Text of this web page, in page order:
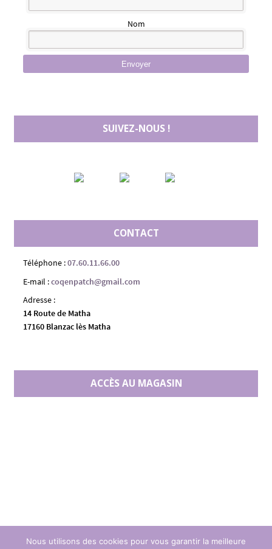
Nom
Envoyer
SUIVEZ-NOUS !
CONTACT
Téléphone :07.60.11.66.00
E-mail :coqenpatch@gmail.com
Adresse :
14 Route de Matha
17160 Blanzac lès Matha
ACCÈS AU MAGASIN
Nous utilisons des cookies pour vous garantir la meilleure